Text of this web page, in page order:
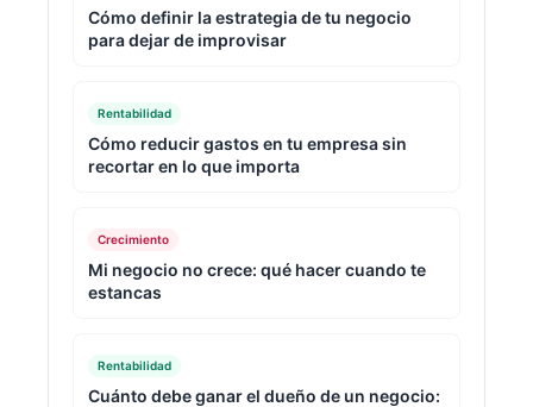
Cómo definir la estrategia de tu negocio
para dejar de improvisar
Rentabilidad
Cómo reducir gastos en tu empresa sin
recortar en lo que importa
Crecimiento
Mi negocio no crece: qué hacer cuando te
estancas
Rentabilidad
Cuánto debe ganar el dueño de un negocio: